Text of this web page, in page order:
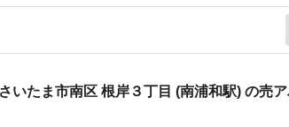
さいたま市南区 根岸３丁目 (南浦和駅) の売